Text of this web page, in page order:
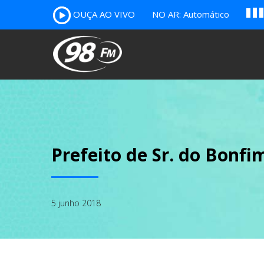
OUÇA AO VIVO NO AR: Automático B c
Prefeito de Sr. do
5 junho 2018